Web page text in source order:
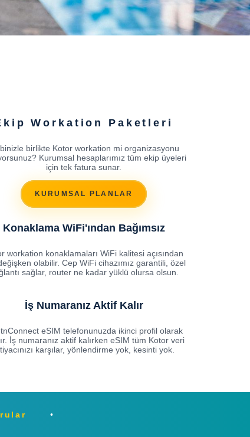
Workation Paketleri
birlikte Kotor workation mi organizasyonu
Kurumsal hesaplarımız tüm ekip üyeleri
için tek fatura sunar.
KURUMSAL PLANLAR
Konaklama WiFi'ından Bağımsız
workation konaklamaları WiFi kalitesi açısından
olabilir. Cep WiFi cihazımız garantili, özel
sağlar, router ne kadar yüklü olursa olsun.
İş Numaranız Aktif Kalır
eSIM telefonunuzda ikinci profil olarak
İş numaranız aktif kalırken eSIM tüm Kotor veri
karşılar, yönlendirme yok, kesinti yok.